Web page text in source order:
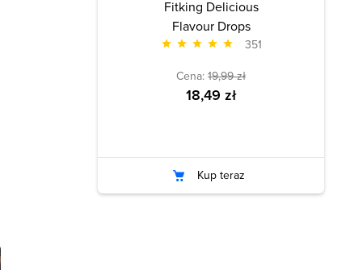
Fitking Delicious
Flavour Drops
351
Cena: 19,99 zł
18,49 zł
Kup teraz